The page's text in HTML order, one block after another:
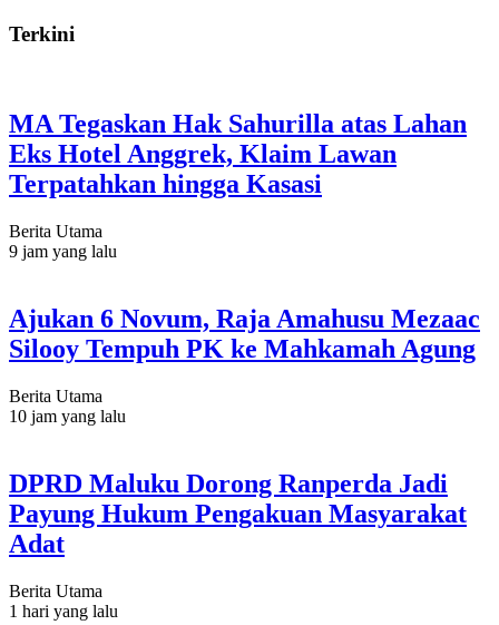
Terkini
MA Tegaskan Hak Sahurilla atas Lahan
Eks Hotel Anggrek, Klaim Lawan
Terpatahkan hingga Kasasi
Berita Utama
9 jam yang lalu
Ajukan 6 Novum, Raja Amahusu Mezaac
Silooy Tempuh PK ke Mahkamah Agung
Berita Utama
10 jam yang lalu
DPRD Maluku Dorong Ranperda Jadi
Payung Hukum Pengakuan Masyarakat
Adat
Berita Utama
1 hari yang lalu